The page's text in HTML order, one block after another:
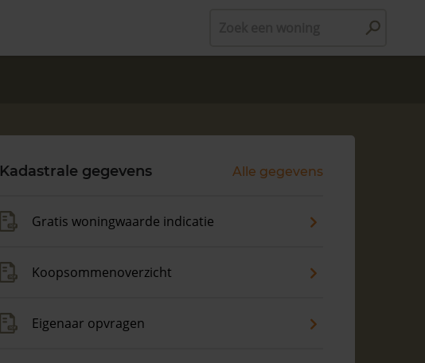
Kadastrale gegevens Alle gegevens
Gratis woningwaarde indicatie
Koopsommenoverzicht
Eigenaar opvragen